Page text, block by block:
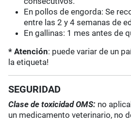
En pollos de engorda: Se
entre las 2 y 4 semanas de
En gallinas: 1 mes antes de
* Atención: puede variar de un
la etiqueta!
SEGURIDAD
Clase de toxicidad OMS: no
un medicamento veterinario, no